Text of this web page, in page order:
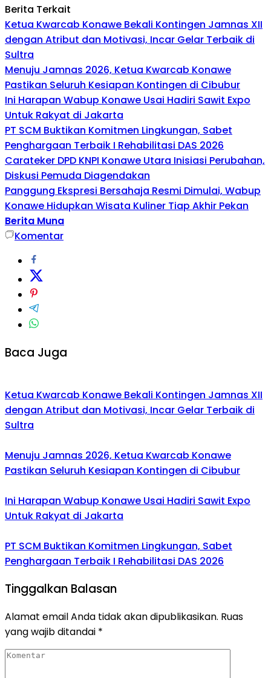
Berita Terkait
Ketua Kwarcab Konawe Bekali Kontingen Jamnas XII
dengan Atribut dan Motivasi, Incar Gelar Terbaik di
Sultra
Menuju Jamnas 2026, Ketua Kwarcab Konawe
Pastikan Seluruh Kesiapan Kontingen di Cibubur
Ini Harapan Wabup Konawe Usai Hadiri Sawit Expo
Untuk Rakyat di Jakarta
PT SCM Buktikan Komitmen Lingkungan, Sabet
Penghargaan Terbaik I Rehabilitasi DAS 2026
Carateker DPD KNPI Konawe Utara Inisiasi Perubahan,
Diskusi Pemuda Diagendakan
Panggung Ekspresi Bersahaja Resmi Dimulai, Wabup
Konawe Hidupkan Wisata Kuliner Tiap Akhir Pekan
Berita Muna
Komentar
Baca Juga
Ketua Kwarcab Konawe Bekali Kontingen Jamnas XII
dengan Atribut dan Motivasi, Incar Gelar Terbaik di
Sultra
Menuju Jamnas 2026, Ketua Kwarcab Konawe
Pastikan Seluruh Kesiapan Kontingen di Cibubur
Ini Harapan Wabup Konawe Usai Hadiri Sawit Expo
Untuk Rakyat di Jakarta
PT SCM Buktikan Komitmen Lingkungan, Sabet
Penghargaan Terbaik I Rehabilitasi DAS 2026
Tinggalkan Balasan
Alamat email Anda tidak akan dipublikasikan. Ruas
yang wajib ditandai *